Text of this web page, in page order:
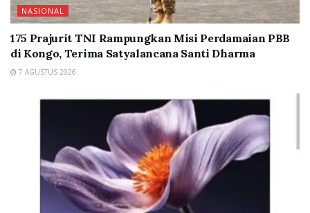
NASIONAL
175 Prajurit TNI Rampungkan Misi Perdamaian PBB
di Kongo, Terima Satyalancana Santi Dharma
7 AGUSTUS 2026